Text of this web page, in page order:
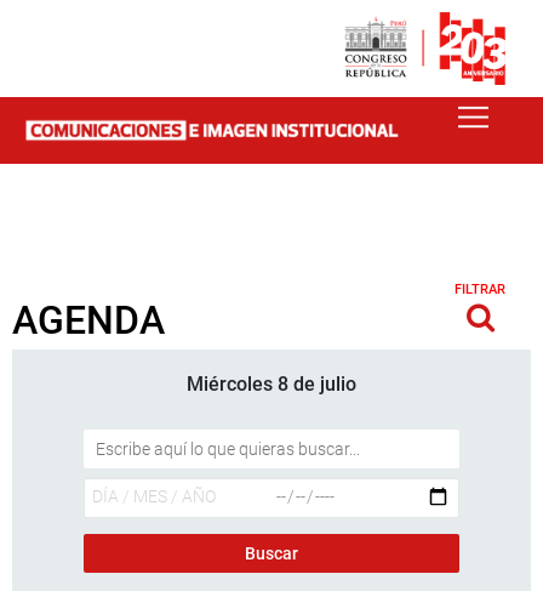
AGENDA
FILTRAR
Miércoles 8 de julio